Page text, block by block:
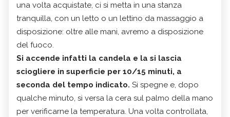
una volta acquistate, ci si metta in una stanza
tranquilla, con un letto o un lettino da massaggio a
disposizione: oltre alle mani, avremo a disposizione
del fuoco.
Si accende infatti la candela e la si lascia
sciogliere in superficie per 10/15 minuti, a
seconda del tempo indicato. Si spegne e, dopo
qualche minuto, si versa la cera sul palmo della mano
per verificarne la temperatura. Una volta controllata,